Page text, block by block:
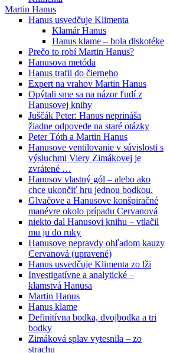
Martin Hanus
Hanus usvedčuje Klimenta
Klamár Hanus
Hanus klame – bola diskotéke
Prečo to robí Martin Hanus?
Hanusova metóda
Hanus trafil do čierneho
Expert na vrahov Martin Hanus
Opýtali sme sa na názor ľudí z
Hanusovej knihy
Juščák Peter: Hanus neprináša
žiadne odpovede na staré otázky
Peter Tóth a Martin Hanus
Hanusove ventilovanie v súvislosti s
výsluchmi Viery Zimákovej je
zvrátené …
Hanusov vlastný gól – alebo ako
chce ukončiť hru jednou bodkou.
Glvačove a Hanusove konšpiračné
manévre okolo prípadu Cervanová
niekto dal Hanusovi knihu – vtlačil
mu ju do ruky
Hanusove nepravdy ohľadom kauzy
Cervanová (upravené)
Hanus usvedčuje Klimenta zo lži
Investigatívne a analytické –
klamstvá Hanusa
Martin Hanus
Hanus klame
Definitívna bodka, dvojbodka a tri
bodky
Zimáková splav vytesnila – zo
strachu